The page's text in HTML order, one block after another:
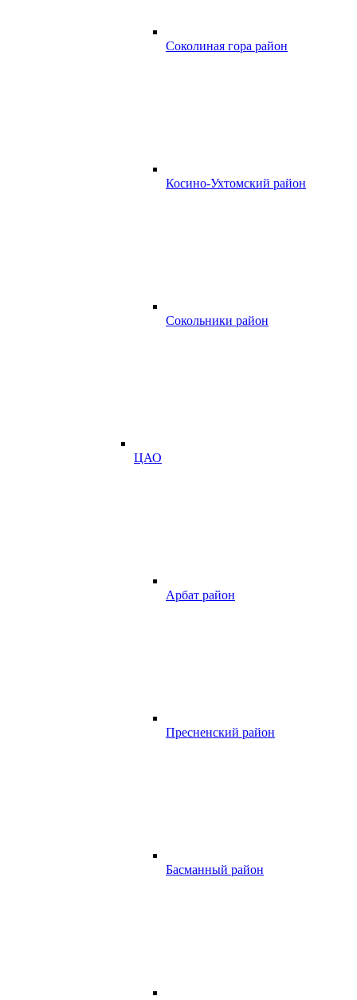
Соколиная гора район
Косино-Ухтомский район
Сокольники район
ЦАО
Арбат район
Пресненский район
Басманный район